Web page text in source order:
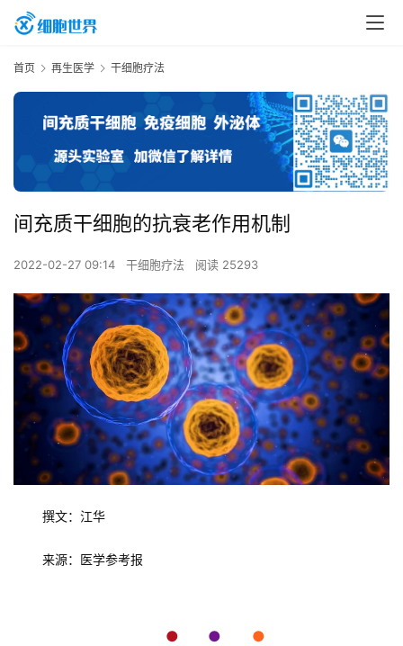
首页 再生医学 干细胞疗法
间充质干细胞的抗衰老作用机制
2022-02-27 09:14 干细胞疗法 阅读 25293
撰文：江华
来源：医学参考报
● ● ●